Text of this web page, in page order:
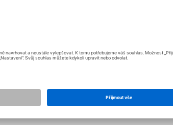
11:20
deinem Screenshot sagt folgendes:
Punkte ausgegeben. Jeweils 2 Stück in 6 Reihen.
Node Polyline3D anhängst, kannst du in diesem